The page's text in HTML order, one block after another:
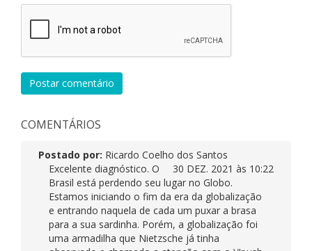
Postar comentário
COMENTÁRIOS
Postado por: Ricardo Coelho dos Santos
30 DEZ. 2021 às 10:22
Excelente diagnóstico. O
Brasil está perdendo seu lugar no Globo.
Estamos iniciando o fim da era da globalização
e entrando naquela de cada um puxar a brasa
para a sua sardinha. Porém, a globalização foi
uma armadilha que Nietzsche já tinha